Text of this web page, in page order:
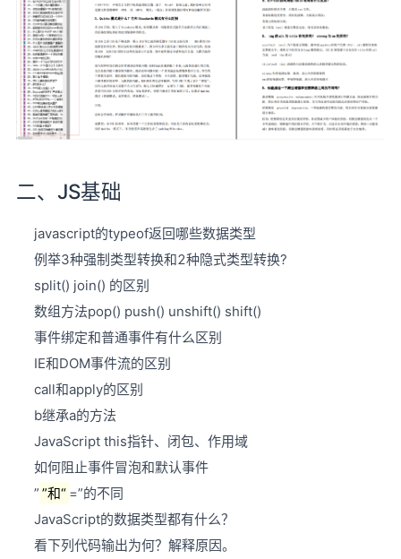
二、JS基础
javascript的typeof返回哪些数据类型
例举3种强制类型转换和2种隐式类型转换?
split() join() 的区别
数组方法pop() push() unshift() shift()
事件绑定和普通事件有什么区别
IE和DOM事件流的区别
call和apply的区别
b继承a的方法
JavaScript this指针、闭包、作用域
如何阻止事件冒泡和默认事件
” ”和“ =”的不同
JavaScript的数据类型都有什么？
看下列代码输出为何？解释原因。